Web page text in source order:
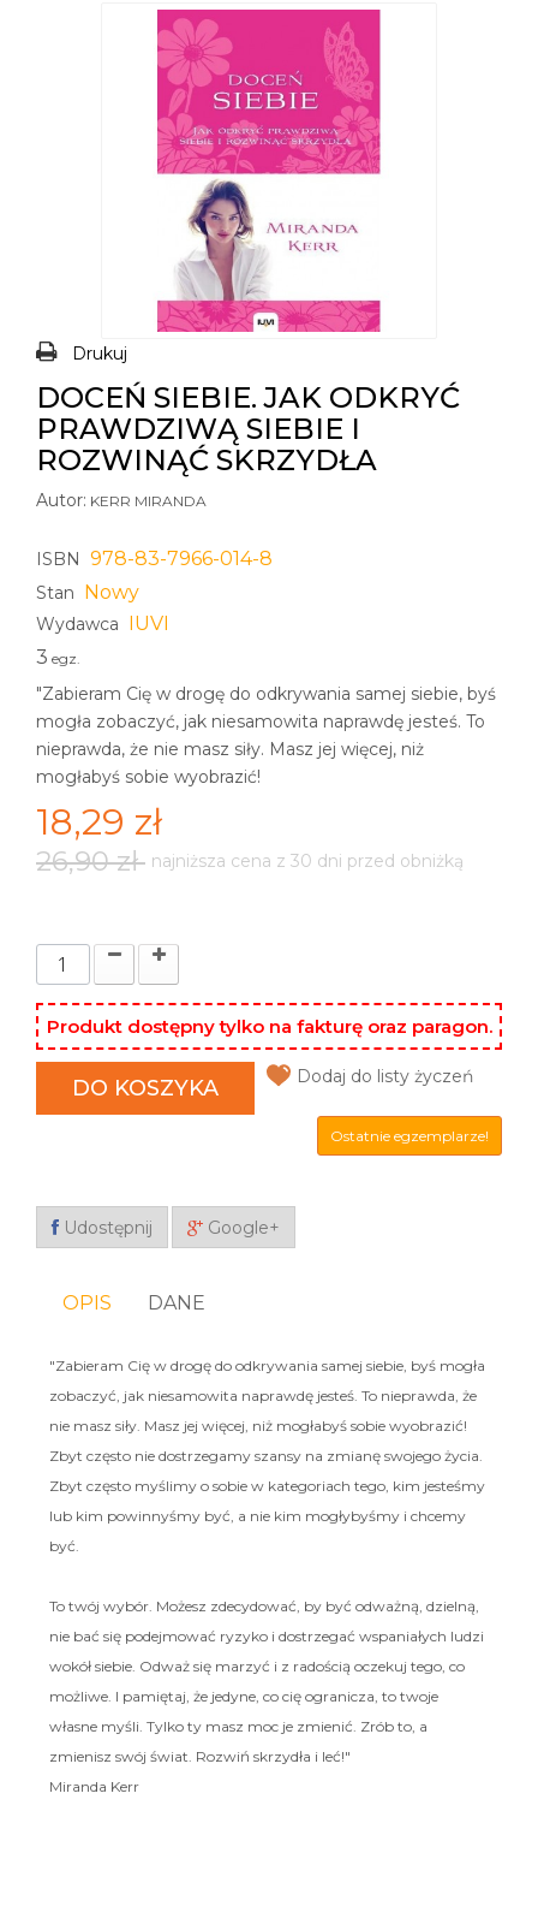
Drukuj
DOCEŃ SIEBIE. JAK ODKRYĆ
PRAWDZIWĄ SIEBIE I
ROZWINĄĆ SKRZYDŁA
Autor: KERR MIRANDA
ISBN 978-83-7966-014-8
Stan Nowy
Wydawca IUVI
3 egz.
"Zabieram Cię w drogę do odkrywania samej siebie, byś
mogła zobaczyć, jak niesamowita naprawdę jesteś. To
nieprawda, że nie masz siły. Masz jej więcej, niż
mogłabyś sobie wyobrazić!
18,29 zł
26,90 zł najniższa cena z 30 dni przed obniżką
Produkt dostępny tylko na fakturę oraz paragon.
DO KOSZYKA Dodaj do listy życzeń
Ostatnie egzemplarze!
Udostępnij Google+
OPIS DANE
"Zabieram Cię w drogę do odkrywania samej siebie, byś mogła
zobaczyć, jak niesamowita naprawdę jesteś. To nieprawda, że
nie masz siły. Masz jej więcej, niż mogłabyś sobie wyobrazić!
Zbyt często nie dostrzegamy szansy na zmianę swojego życia.
Zbyt często myślimy o sobie w kategoriach tego, kim jesteśmy
lub kim powinnyśmy być, a nie kim mogłybyśmy i chcemy
być.
To twój wybór. Możesz zdecydować, by być odważną, dzielną,
nie bać się podejmować ryzyko i dostrzegać wspaniałych ludzi
wokół siebie. Odważ się marzyć i z radością oczekuj tego, co
możliwe. I pamiętaj, że jedyne, co cię ogranicza, to twoje
własne myśli. Tylko ty masz moc je zmienić. Zrób to, a
zmienisz swój świat. Rozwiń skrzydła i leć!"
Miranda Kerr